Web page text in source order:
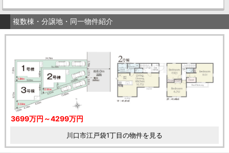
複数棟・分譲地・同一物件紹介
3699万円～4299万円
川口市江戸袋1丁目の物件を見る